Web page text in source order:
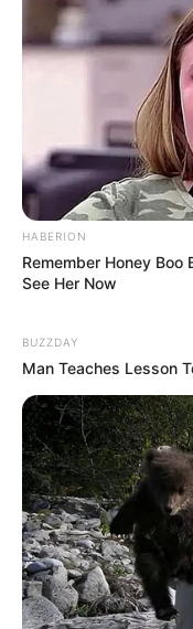
le départ. Car dans
susceptible d’évoluer
du Tiercé Quarté
Pour vous aider à
notre logiciel de
ils ont l’avantage
HABERION
Remember Honey Boo
See Her Now
BUZZDAY
Man Teaches Lesson